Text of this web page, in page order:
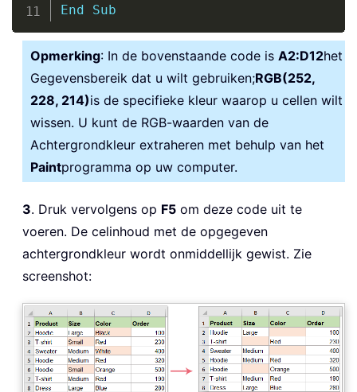
End
Sub
Opmerking: In de bovenstaande code is A2:D12het
Gegevensbereik dat u wilt gebruiken;RGB(252,
228, 214)is de specifieke kleur waarop u cellen wilt
wissen. U kunt de RGB-waarden van de
Achtergrondkleur extraheren met behulp van het
Paintprogramma op uw computer.
3. Druk vervolgens op F5 om deze code uit te
voeren. De celinhoud met de opgegeven
achtergrondkleur wordt onmiddellijk gewist. Zie
screenshot: